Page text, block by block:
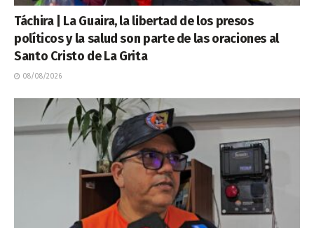
Táchira | La Guaira, la libertad de los presos
políticos y la salud son parte de las oraciones al
Santo Cristo de La Grita
08/08/2026